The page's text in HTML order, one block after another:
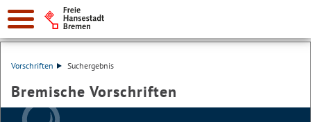
Vorschriften Suchergebnis
Bremische Vorschriften